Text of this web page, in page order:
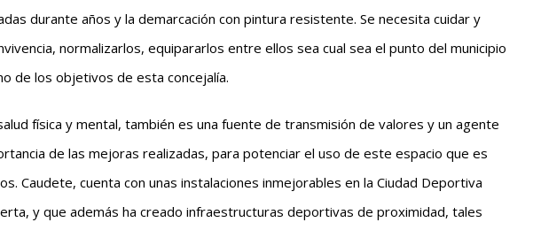
durante años y la demarcación con pintura resistente. Se necesita cuidar y
normalizarlos, equipararlos entre ellos sea cual sea el punto del municipio
de los objetivos de esta concejalía.
física y mental, también es una fuente de transmisión de valores y un agente
de las mejoras realizadas, para potenciar el uso de este espacio que es
Caudete, cuenta con unas instalaciones inmejorables en la Ciudad Deportiva
y que además ha creado infraestructuras deportivas de proximidad, tales